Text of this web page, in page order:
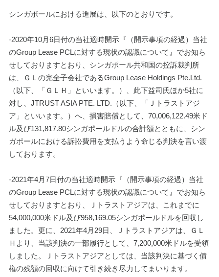
シンガポールにおける進展は、以下のとおりです。
-2020年10月6日付の当社適時開示『（開示事項の経過）当社
のGroup Lease PCLに対する現状の認識について』でお知ら
せしておりますとおり、シンガポール共和国の控訴裁判所
は、ＧＬの完全子会社であるGroup Lease Holdings Pte.Ltd.
（以下、「ＧＬＨ」といいます。）、此下益司氏ほか5社に
対し、JTRUST ASIA PTE. LTD.（以下、「Ｊトラストアジ
ア」といいます。）へ、損害賠償として、70,006,122.49米ド
ル及び131,817.80シンガポールドルの合計額とともに、シン
ガポールにおける訴訟費用を支払うよう命じる判決を言い渡
しております。
-2021年4月7日付の当社適時開示『（開示事項の経過）当社
のGroup Lease PCLに対する現状の認識について』でお知ら
せしておりますとおり、Ｊトラストアジアは、これまでに
54,000,000米ドル及び958,169.05シンガポールドルを回収し
ました。更に、2021年4月29日、Ｊトラストアジアは、ＧＬ
Ｈより、当該判決の一部履行として、7,200,000米ドルを受領
しました。Ｊトラストアジアとしては、当該判決に基づく債
権の残額の回収に向けて引き続き尽力してまいります。